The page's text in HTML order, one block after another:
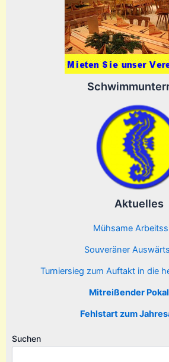
Aktuelles
Mühsame
Souveräner
Turniersieg zum Auftakt in die
Mitreißender
Fehlstart zum
Suchen